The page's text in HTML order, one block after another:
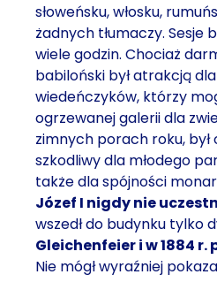
słoweńsku, włosku,
żadnych tłumaczy. Sesje
wiele godzin. Chociaż
babiloński był atrakcją
wiedeńczyków, którzy
ogrzewanej galerii dla
zimnych porach roku, był
szkodliwy dla młodego
także dla spójności
Józef I nigdy nie
wszedł do budynku tylko
Gleichenfeier i w 1884
Nie mógł wyraźniej